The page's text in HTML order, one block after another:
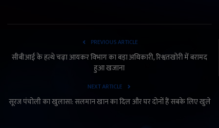
PREVIOUS ARTICLE
सीबीआई के हत्थे चढ़ा आयकर विभाग का बड़ा अधिकारी, रिश्वतखोरी में बरामद
हुआ खजाना
NEXT ARTICLE
सूरज पंचोली का खुलासा: सलमान खान का दिल और घर दोनों हैं सबके लिए खुले